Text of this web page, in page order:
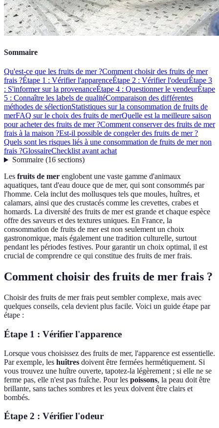
Sommaire
Qu'est-ce que les fruits de mer ?Comment choisir des fruits de mer
frais ?Étape 1 : Vérifier l'apparenceÉtape 2 : Vérifier l'odeurÉtape 3
: S'informer sur la provenanceÉtape 4 : Questionner le vendeurÉtape
5 : Connaître les labels de qualitéComparaison des différentes
méthodes de sélectionStatistiques sur la consommation de fruits de
merFAQ sur le choix des fruits de merQuelle est la meilleure saison
pour acheter des fruits de mer ?Comment conserver des fruits de mer
frais à la maison ?Est-il possible de congeler des fruits de mer ?
Quels sont les risques liés à une consommation de fruits de mer non
frais ?GlossaireChecklist avant achat
Sommaire(16 sections)
Les fruits de mer englobent une vaste gamme d'animaux
aquatiques, tant d'eau douce que de mer, qui sont consommés par
l'homme. Cela inclut des mollusques tels que moules, huîtres, et
calamars, ainsi que des crustacés comme les crevettes, crabes et
homards. La diversité des fruits de mer est grande et chaque espèce
offre des saveurs et des textures uniques. En France, la
consommation de fruits de mer est non seulement un choix
gastronomique, mais également une tradition culturelle, surtout
pendant les périodes festives. Pour garantir un choix optimal, il est
crucial de comprendre ce qui constitue des fruits de mer frais.
Comment choisir des fruits de mer frais ?
Choisir des fruits de mer frais peut sembler complexe, mais avec
quelques conseils, cela devient plus facile. Voici un guide étape par
étape :
Étape 1 : Vérifier l'apparence
Lorsque vous choisissez des fruits de mer, l'apparence est essentielle.
Par exemple, les huîtres doivent être fermées hermétiquement. Si
vous trouvez une huître ouverte, tapotez-la légèrement ; si elle ne se
ferme pas, elle n'est pas fraîche. Pour les poissons, la peau doit être
brillante, sans taches sombres et les yeux doivent être clairs et
bombés.
Étape 2 : Vérifier l'odeur